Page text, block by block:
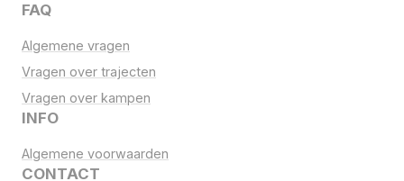
FAQ
Algemene vragen
Vragen over trajecten
Vragen over kampen
INFO
Algemene voorwaarden
CONTACT